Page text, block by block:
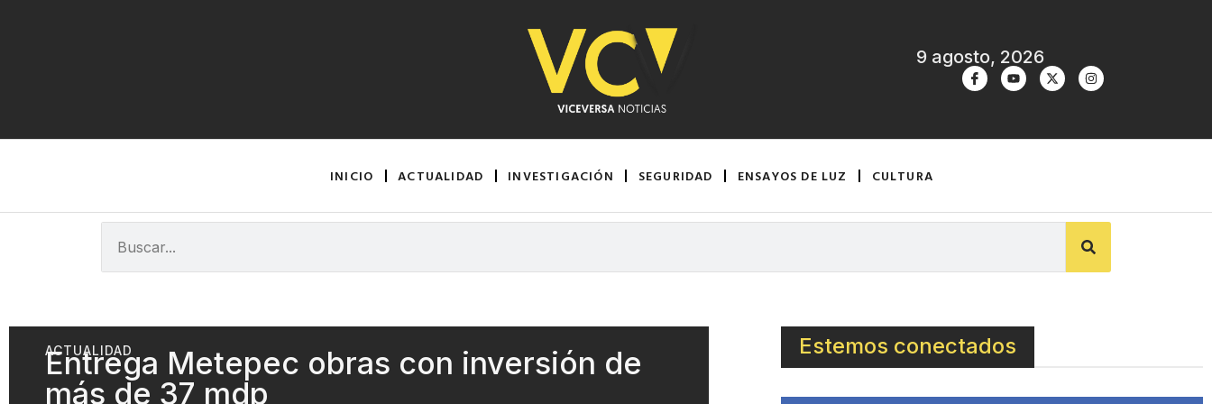
9 agosto, 2026
INICIO ACTUALIDAD INVESTIGACIÓN SEGURIDAD ENSAYOS DE LUZ CULTURA
ACTUALIDAD
Entrega Metepec obras con inversión de
más de 37 mdp
Estemos conectados